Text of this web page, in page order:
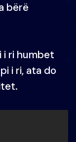
bërë
i ri humbet
i ri, ata do